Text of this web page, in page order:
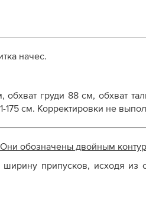
начес.
обхват груди 88 см, обхват
175 см. Корректировки не
обозначены двойным
припусков, исходя из